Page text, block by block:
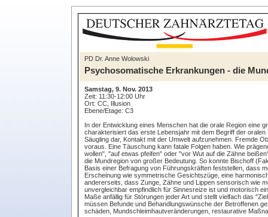
PD Dr. Anne Wolowski
Psychosomatische Erkrankungen - die
Samstag, 9. Nov. 2013
Zeit: 11:30-12:00 Uhr
Ort: CC, Illusion
Ebene/Etage: C3
In der Entwicklung eines Menschen hat die orale Region eine
charakterisiert das erste Lebensjahr mit dem Begriff der
Säugling dar, Kontakt mit der Umwelt aufzunehmen. Fremde
voraus. Eine Täuschung kann fatale Folgen haben. Wie
wollen", "auf etwas pfeifen" oder "vor Wut auf die Zähne
die Mundregion von großer Bedeutung. So konnte Bischoff
Basis einer Befragung von Führungskräften feststellen, dass
Erscheinung wie symmetrische Gesichtszüge, eine
andererseits, dass Zunge, Zähne und Lippen sensorisch wie
unvergleichbar empfindlich für Sinnesreize ist und motorisch
Maße anfällig für Störungen jeder Art und stellt vielfach das
müssen Befunde und Behandlungswünsche der Betroffenen
schäden, Mundschleimhautveränderungen, restaurative